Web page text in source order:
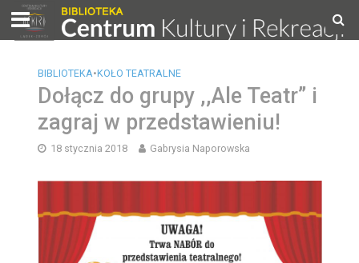
BIBLIOTEKA•KOŁO TEATRALNE
Dołącz do grupy ,,Ale Teatr” i
zagraj w przedstawieniu!
18 stycznia 2018 Gabrysia Naporowska